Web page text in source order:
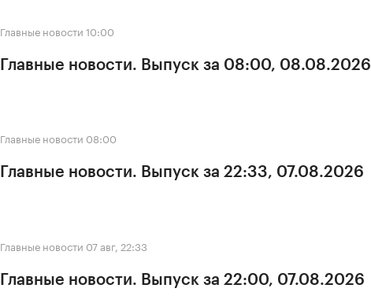
Главные новости 10:00
Главные новости. Выпуск за 08:00, 08.08.2026
Главные новости 08:00
Главные новости. Выпуск за 22:33, 07.08.2026
Главные новости 07 авг, 22:33
Главные новости. Выпуск за 22:00, 07.08.2026